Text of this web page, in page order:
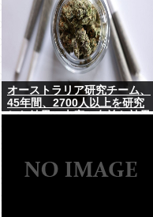
オーストラリア研究チーム、
45年間、2700人以上を研究
した結果。大麻に有益な効果